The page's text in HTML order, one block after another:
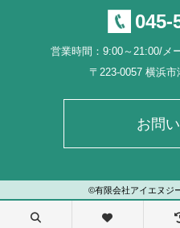
045-
営業時間：9:00～21:00/メ
〒223-0057 横浜
お問
©有限会社アイエヌジ